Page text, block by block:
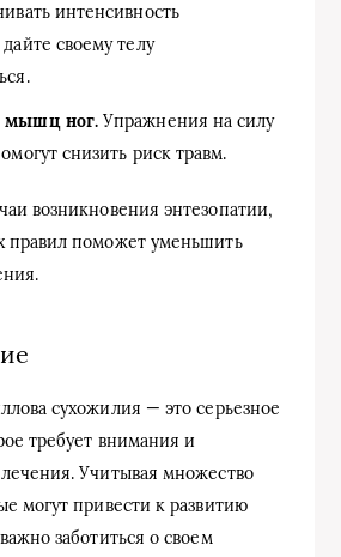
интенсивность
своему телу
мышц ног. Упражнения на силу
снизить риск травм.
возникновения энтезопатии,
правил поможет уменьшить
сухожилия — это серьезное
требует внимания и
Учитывая множество
могут привести к развитию
заботиться о своем